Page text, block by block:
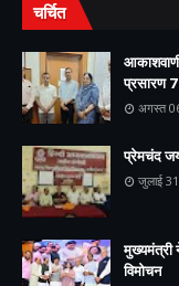
चर्चित
प्रसारण
अगस्त
प्रेमचंद
जुलाई
मुख्यमंत्री
विमोचन